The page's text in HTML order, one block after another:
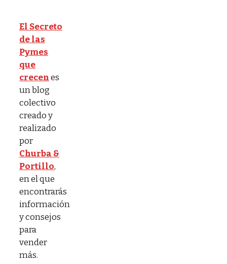
El Secreto
de las
Pymes
que
crecenes
un blog
colectivo
creado y
realizado
por
Churba &
Portillo,
en el que
encontrarás
información
y consejos
para
vender
más.